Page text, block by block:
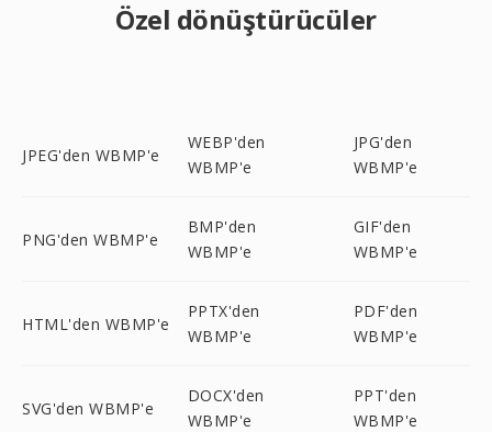
Özel dönüştürücüler
JPEG'den WBMP'e
WEBP'den
WBMP'e
JPG'den
WBMP'e
PNG'den WBMP'e
BMP'den
WBMP'e
GIF'den
WBMP'e
HTML'den WBMP'e
PPTX'den
WBMP'e
PDF'den
WBMP'e
SVG'den WBMP'e
DOCX'den
WBMP'e
PPT'den
WBMP'e